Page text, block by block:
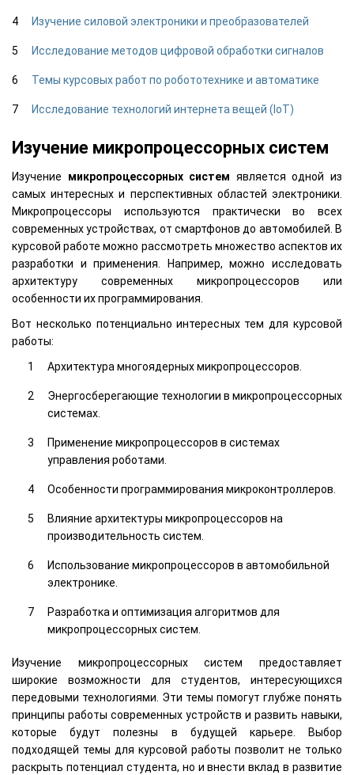
Изучение силовой электроники и преобразователей
Исследование методов цифровой обработки сигналов
Темы курсовых работ по робототехнике и автоматике
Исследование технологий интернета вещей (IoT)
Изучение микропроцессорных систем
Изучение микропроцессорных систем является одной из
самых интересных и перспективных областей электроники.
Микропроцессоры используются практически во всех
современных устройствах, от смартфонов до автомобилей. В
курсовой работе можно рассмотреть множество аспектов их
разработки и применения. Например, можно исследовать
архитектуру современных микропроцессоров или
особенности их программирования.
Вот несколько потенциально интересных тем для курсовой
работы:
Архитектура многоядерных микропроцессоров.
Энергосберегающие технологии в микропроцессорных
системах.
Применение микропроцессоров в системах
управления роботами.
Особенности программирования микроконтроллеров.
Влияние архитектуры микропроцессоров на
производительность систем.
Использование микропроцессоров в автомобильной
электронике.
Разработка и оптимизация алгоритмов для
микропроцессорных систем.
Изучение микропроцессорных систем предоставляет
широкие возможности для студентов, интересующихся
передовыми технологиями. Эти темы помогут глубже понять
принципы работы современных устройств и развить навыки,
которые будут полезны в будущей карьере. Выбор
подходящей темы для курсовой работы позволит не только
раскрыть потенциал студента, но и внести вклад в развитие